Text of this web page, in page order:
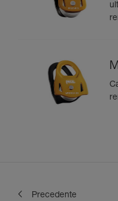
Precedente